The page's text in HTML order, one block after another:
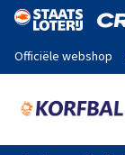
Naar de
Officiële webshop